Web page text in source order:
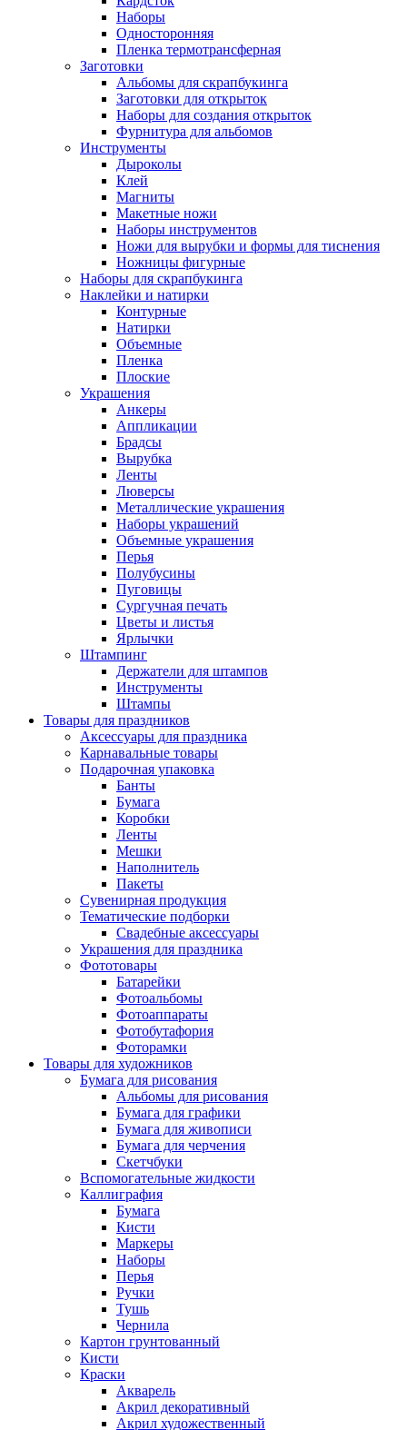
Наборы
Односторонняя
Пленка термотрансферная
Заготовки
Альбомы для скрапбукинга
Заготовки для открыток
Наборы для создания открыток
Фурнитура для альбомов
Инструменты
Дыроколы
Клей
Магниты
Макетные ножи
Наборы инструментов
Ножи для вырубки и формы для тиснения
Ножницы фигурные
Наборы для скрапбукинга
Наклейки и натирки
Контурные
Натирки
Объемные
Пленка
Плоские
Украшения
Анкеры
Аппликации
Брадсы
Вырубка
Ленты
Люверсы
Металлические украшения
Наборы украшений
Объемные украшения
Перья
Полубусины
Пуговицы
Сургучная печать
Цветы и листья
Ярлычки
Штампинг
Держатели для штампов
Инструменты
Штампы
Товары для праздников
Аксессуары для праздника
Карнавальные товары
Подарочная упаковка
Банты
Бумага
Коробки
Ленты
Мешки
Наполнитель
Пакеты
Сувенирная продукция
Тематические подборки
Свадебные аксессуары
Украшения для праздника
Фототовары
Батарейки
Фотоальбомы
Фотоаппараты
Фотобутафория
Фоторамки
Товары для художников
Бумага для рисования
Альбомы для рисования
Бумага для графики
Бумага для живописи
Бумага для черчения
Скетчбуки
Вспомогательные жидкости
Каллиграфия
Бумага
Кисти
Маркеры
Наборы
Перья
Ручки
Тушь
Чернила
Картон грунтованный
Кисти
Краски
Акварель
Акрил декоративный
Акрил художественный